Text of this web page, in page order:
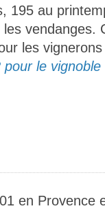
195 au
vendanges.
les
le
en Provence